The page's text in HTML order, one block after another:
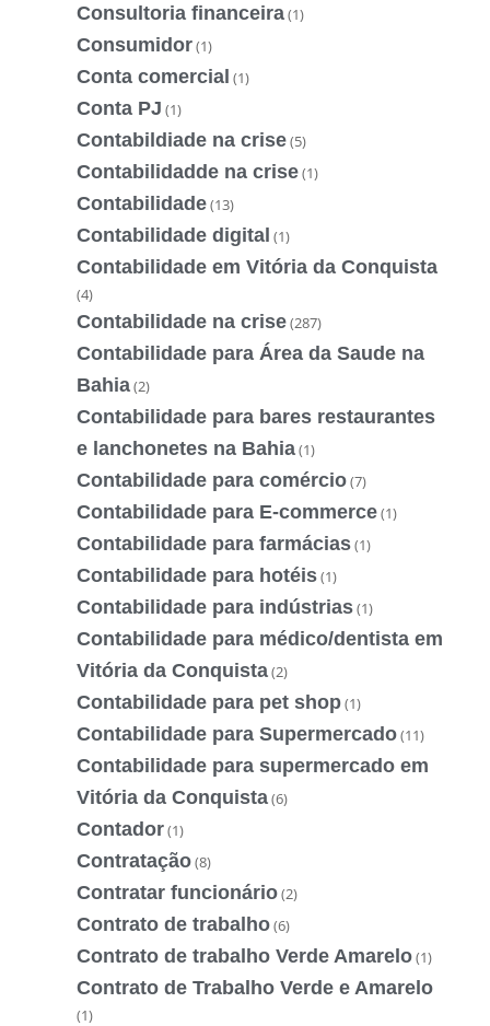
Consultoria financeira(1)
Consumidor(1)
Conta comercial (1)
Conta PJ (1)
Contabildiade na crise(5)
Contabilidadde na crise(1)
Contabilidade(13)
Contabilidade digital (1)
Contabilidade em Vitória da Conquista
(4)
Contabilidade na crise(287)
Contabilidade para Área da Saude na
Bahia(2)
Contabilidade para bares restaurantes
e lanchonetes na Bahia(1)
Contabilidade para comércio(7)
Contabilidade para E-commerce(1)
Contabilidade para farmácias(1)
Contabilidade para hotéis(1)
Contabilidade para indústrias(1)
Contabilidade para médico/dentista em
Vitória da Conquista(2)
Contabilidade para pet shop(1)
Contabilidade para Supermercado(11)
Contabilidade para supermercado em
Vitória da Conquista(6)
Contador(1)
Contratação(8)
Contratar funcionário(2)
Contrato de trabalho(6)
Contrato de trabalho Verde Amarelo(1)
Contrato de Trabalho Verde e Amarelo
(1)